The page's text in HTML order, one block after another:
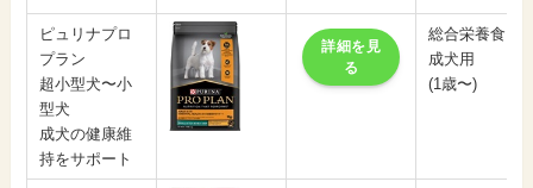
ピュリナプロ
プラン
超小型犬〜小
型犬
成犬の健康維
持をサポート
詳細を見
る
総合栄養食
成犬用
(1歳〜)